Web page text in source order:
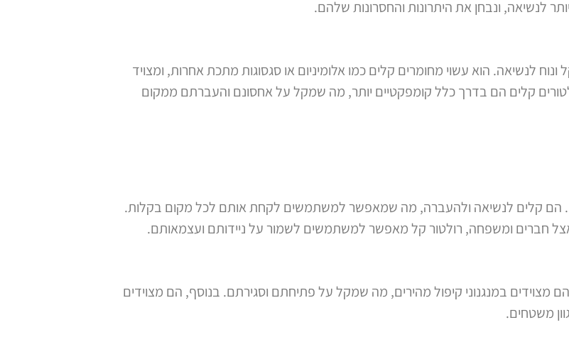
לנשיאה, ונבחן את היתרונות והחסרונות שלהם.
לנשיאה. הוא עשוי מחומרים קלים כמו אלומיניום או סגסוגות מתכת אחרות, ומצויד
קלים הם בדרך כלל קומפקטיים יותר, מה שמקל על אחסונם והעברתם ממקום
הם קלים לנשיאה ולהעברה, מה שמאפשר למשתמשים לקחת אותם לכל מקום בקלות.
אצל חברים ומשפחה, רולטור קל מאפשר למשתמשים לשמור על ניידותם ועצמאותם.
מצוידים במנגנוני קיפול מהירים, מה שמקל על פתיחתם וסגירתם. בנוסף, הם מצוידים
משטחים.